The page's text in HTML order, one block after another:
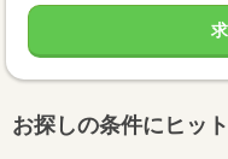
お探しの条件にヒッ